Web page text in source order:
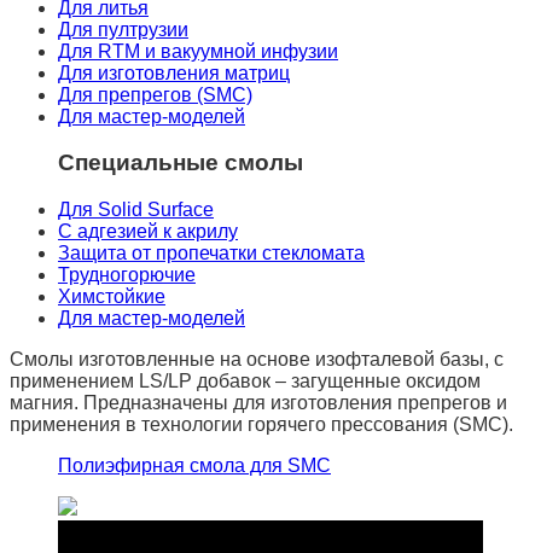
Для литья
Для пултрузии
Для RTM и вакуумной инфузии
Для изготовления матриц
Для препрегов (SMC)
Для мастер-моделей
Специальные смолы
Для Solid Surface
С адгезией к акрилу
Защита от пропечатки стекломата
Трудногорючие
Химстойкие
Для мастер-моделей
Смолы изготовленные на основе изофталевой базы, с
применением LS/LP добавок – загущенные оксидом
магния. Предназначены для изготовления препрегов и
применения в технологии горячего прессования (SMC).
Полиэфирная смола для SMC